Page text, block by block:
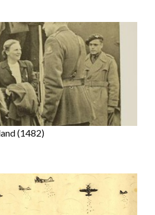
(1482)